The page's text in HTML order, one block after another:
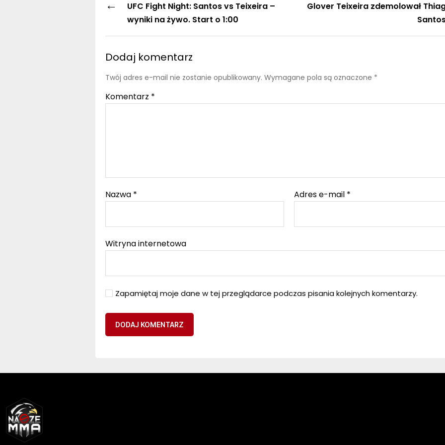
←
UFC Fight Night: Santos vs Teixeira –
wyniki na żywo. Start o 1:00
Glover Teixeira zdemolował
Dodaj komentarz
Twój adres e-mail nie zostanie opublikowany. Wymagane pola są oznaczone *
Komentarz *
Nazwa * Adres e-mail *
Witryna internetowa
Zapamiętaj moje dane w tej przeglądarce podczas pisania kolejnych komentarzy.